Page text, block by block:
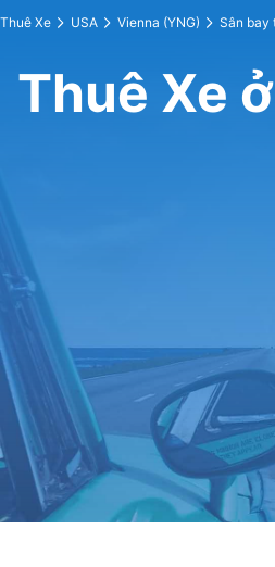
Thuê Xe USA Vienna (YNG) Sân bay
Thuê Xe